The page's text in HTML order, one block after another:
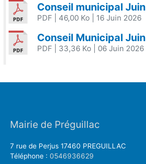
Conseil municipal Juin
PDF | 46,00 Ko | 16 Juin 2026
Conseil Municipal Juin
PDF | 33,36 Ko | 06 Juin 2026
Mairie de Préguillac
7 rue de Perjus 17460 PREGUILLAC
Téléphone : 0546936629